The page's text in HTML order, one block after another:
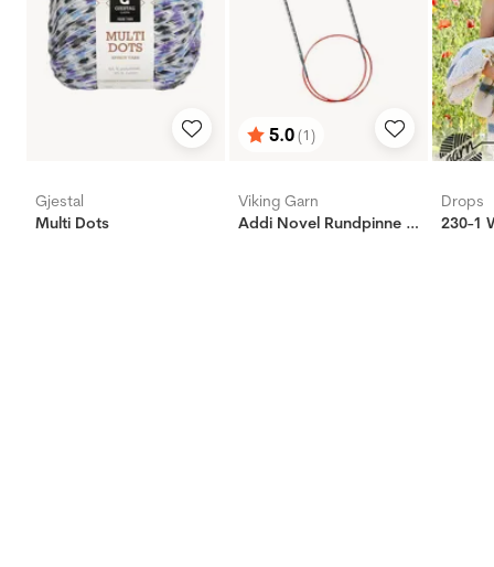
Gjestal
Multi Dots
Betyg:
5.0(1)
utav 5 stjärnor
Viking Garn
Addi Novel Rundpinne - Messing
Drops
230-1